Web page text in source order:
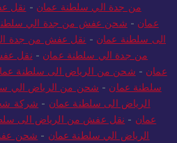
من جدة الي سلطنة عمان - نقل
عمان - شحن عفش من جدة الي
الى سلطنة عمان - نقل عفش من جدة
من جدة الي سلطنة عمان - نقل
عمان - شحن من الرياض الى سلطنة
سلطنة عمان - شحن من الرياض الي
الرياض الى سلطنة عمان - شركة
عمان - نقل عفش من الرياض الى
الرياض الي سلطنة عمان - شحن